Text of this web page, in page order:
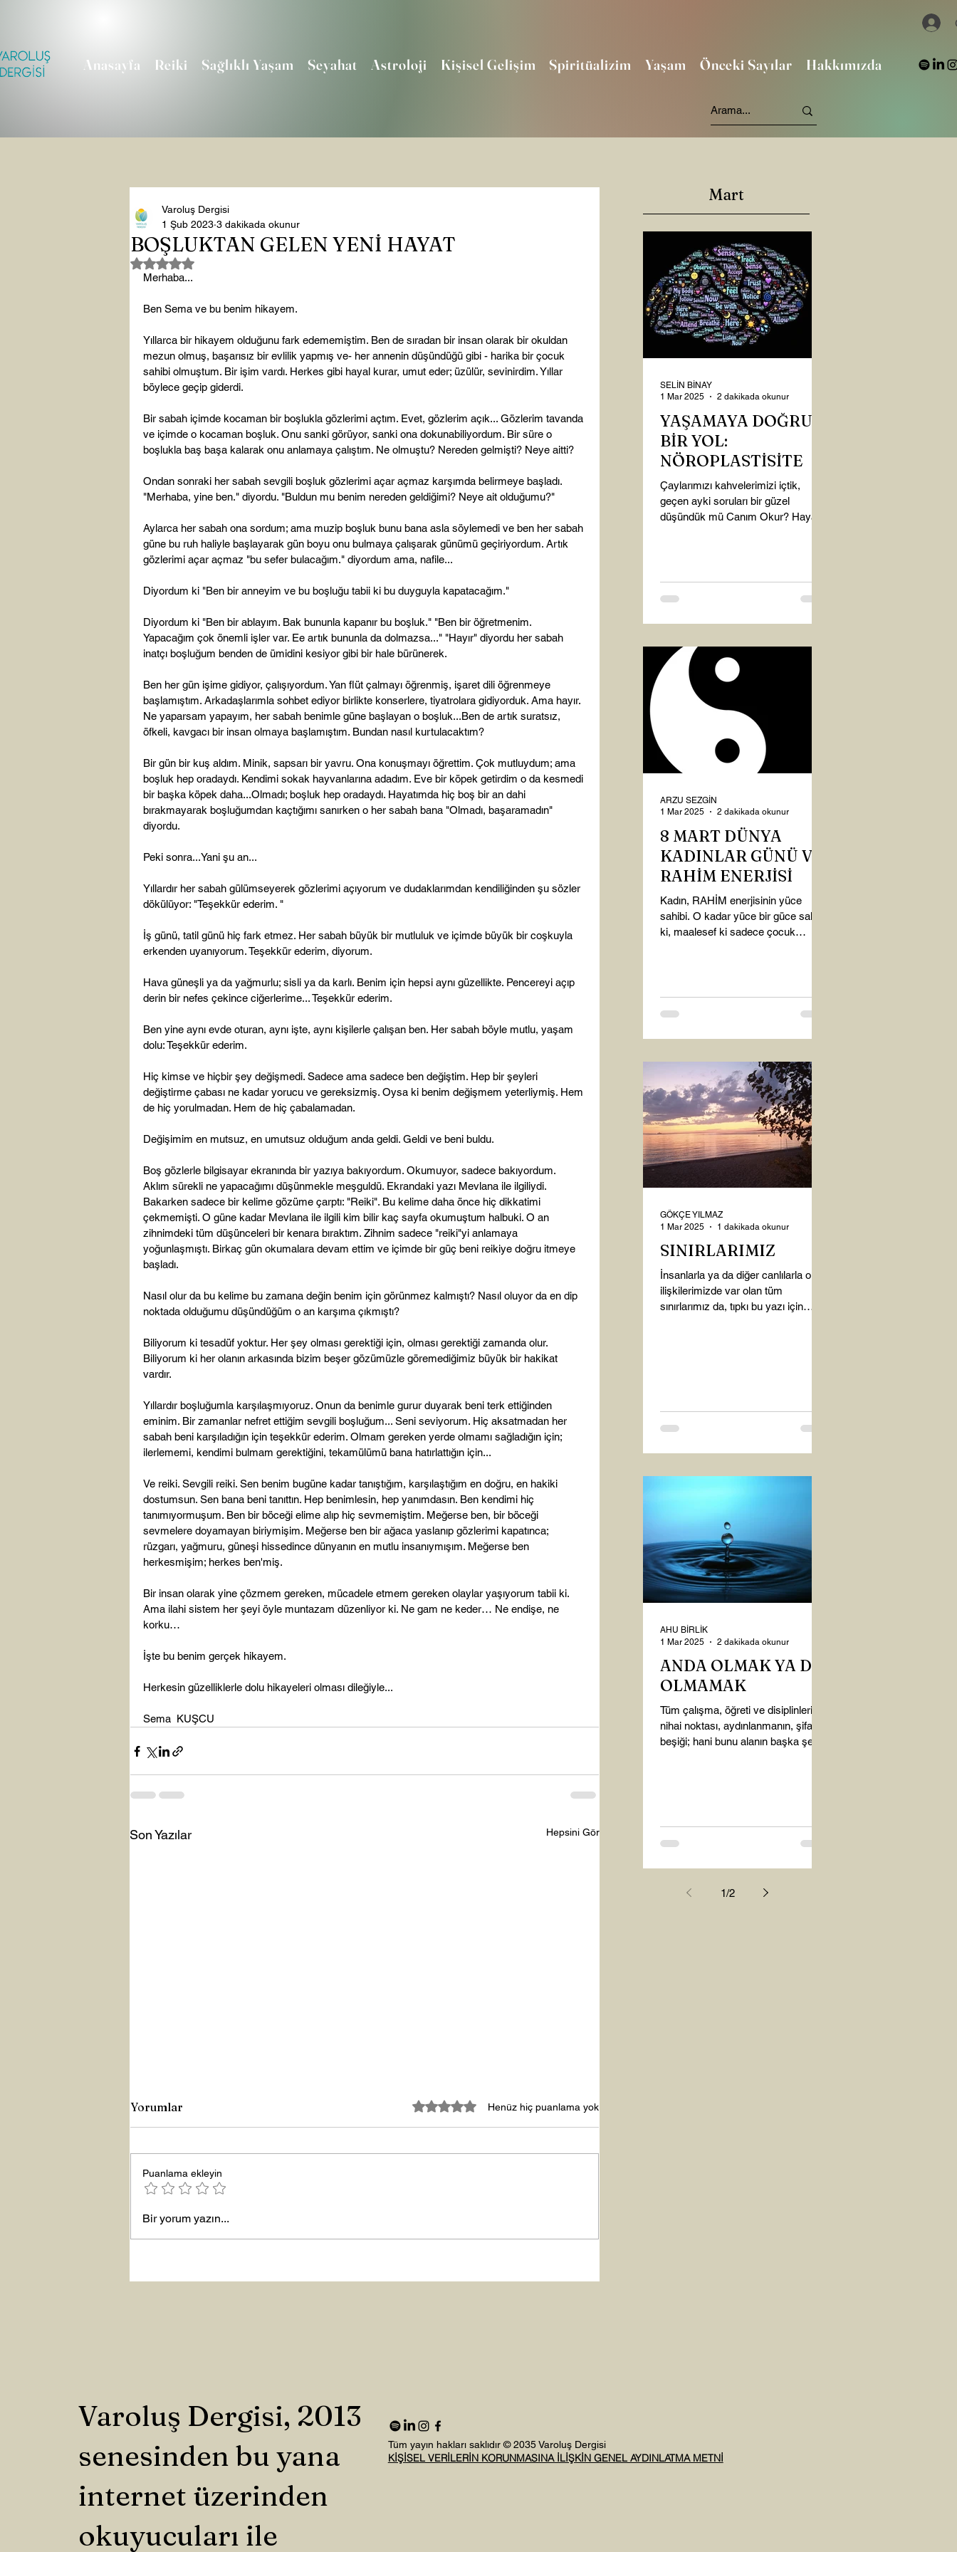
Anasayfa Reiki Sağlıklı Yaşam Seyahat Astroloji Kişisel Gelişim Spiritüalizim Yaşam Önceki Sayılar Hakkımızda
BOŞLUKTAN GELEN YENİ HAYAT
Varoluş Dergisi
1 Şub 2023 3 dakikada okunur
5 üzerinden NaN yıldız
Merhaba...
Ben Sema ve bu benim hikayem.
Yıllarca bir hikayem olduğunu fark edememiştim. Ben de sıradan bir insan olarak bir okuldan
mezun olmuş, başarısız bir evlilik yapmış ve- her annenin düşündüğü gibi - harika bir çocuk
sahibi olmuştum. Bir işim vardı. Herkes gibi hayal kurar, umut eder; üzülür, sevinirdim. Yıllar
böylece geçip giderdi.
Bir sabah içimde kocaman bir boşlukla gözlerimi açtım. Evet, gözlerim açık... Gözlerim tavanda
ve içimde o kocaman boşluk. Onu sanki görüyor, sanki ona dokunabiliyordum. Bir süre o
boşlukla baş başa kalarak onu anlamaya çalıştım. Ne olmuştu? Nereden gelmişti? Neye aitti?
Ondan sonraki her sabah sevgili boşluk gözlerimi açar açmaz karşımda belirmeye başladı.
"Merhaba, yine ben." diyordu. "Buldun mu benim nereden geldiğimi? Neye ait olduğumu?"
Aylarca her sabah ona sordum; ama muzip boşluk bunu bana asla söylemedi ve ben her sabah
güne bu ruh haliyle başlayarak gün boyu onu bulmaya çalışarak günümü geçiriyordum. Artık
gözlerimi açar açmaz "bu sefer bulacağım." diyordum ama, nafile...
Diyordum ki "Ben bir anneyim ve bu boşluğu tabii ki bu duyguyla kapatacağım."
Diyordum ki "Ben bir ablayım. Bak bununla kapanır bu boşluk." "Ben bir öğretmenim.
Yapacağım çok önemli işler var. Ee artık bununla da dolmazsa..." "Hayır" diyordu her sabah
inatçı boşluğum benden de ümidini kesiyor gibi bir hale bürünerek.
Ben her gün işime gidiyor, çalışıyordum. Yan flüt çalmayı öğrenmiş, işaret dili öğrenmeye
başlamıştım. Arkadaşlarımla sohbet ediyor birlikte konserlere, tiyatrolara gidiyorduk. Ama hayır.
Ne yaparsam yapayım, her sabah benimle güne başlayan o boşluk...Ben de artık suratsız,
öfkeli, kavgacı bir insan olmaya başlamıştım. Bundan nasıl kurtulacaktım?
Bir gün bir kuş aldım. Minik, sapsarı bir yavru. Ona konuşmayı öğrettim. Çok mutluydum; ama
boşluk hep oradaydı. Kendimi sokak hayvanlarına adadım. Eve bir köpek getirdim o da kesmedi
bir başka köpek daha...Olmadı; boşluk hep oradaydı. Hayatımda hiç boş bir an dahi
bırakmayarak boşluğumdan kaçtığımı sanırken o her sabah bana "Olmadı, başaramadın"
diyordu.
Peki sonra...Yani şu an...
Yıllardır her sabah gülümseyerek gözlerimi açıyorum ve dudaklarımdan kendiliğinden şu sözler
dökülüyor: "Teşekkür ederim. "
İş günü, tatil günü hiç fark etmez. Her sabah büyük bir mutluluk ve içimde büyük bir coşkuyla
erkenden uyanıyorum. Teşekkür ederim, diyorum.
Hava güneşli ya da yağmurlu; sisli ya da karlı. Benim için hepsi aynı güzellikte. Pencereyi açıp
derin bir nefes çekince ciğerlerime... Teşekkür ederim.
Ben yine aynı evde oturan, aynı işte, aynı kişilerle çalışan ben. Her sabah böyle mutlu, yaşam
dolu: Teşekkür ederim.
Hiç kimse ve hiçbir şey değişmedi. Sadece ama sadece ben değiştim. Hep bir şeyleri
değiştirme çabası ne kadar yorucu ve gereksizmiş. Oysa ki benim değişmem yeterliymiş. Hem
de hiç yorulmadan. Hem de hiç çabalamadan.
Değişimim en mutsuz, en umutsuz olduğum anda geldi. Geldi ve beni buldu.
Boş gözlerle bilgisayar ekranında bir yazıya bakıyordum. Okumuyor, sadece bakıyordum.
Aklım sürekli ne yapacağımı düşünmekle meşguldü. Ekrandaki yazı Mevlana ile ilgiliydi.
Bakarken sadece bir kelime gözüme çarptı: "Reiki". Bu kelime daha önce hiç dikkatimi
çekmemişti. O güne kadar Mevlana ile ilgili kim bilir kaç sayfa okumuştum halbuki. O an
zihnimdeki tüm düşünceleri bir kenara bıraktım. Zihnim sadece "reiki"yi anlamaya
yoğunlaşmıştı. Birkaç gün okumalara devam ettim ve içimde bir güç beni reikiye doğru itmeye
başladı.
Nasıl olur da bu kelime bu zamana değin benim için görünmez kalmıştı? Nasıl oluyor da en dip
noktada olduğumu düşündüğüm o an karşıma çıkmıştı?
Biliyorum ki tesadüf yoktur. Her şey olması gerektiği için, olması gerektiği zamanda olur.
Biliyorum ki her olanın arkasında bizim beşer gözümüzle göremediğimiz büyük bir hakikat
vardır.
Yıllardır boşluğumla karşılaşmıyoruz. Onun da benimle gurur duyarak beni terk ettiğinden
eminim. Bir zamanlar nefret ettiğim sevgili boşluğum... Seni seviyorum. Hiç aksatmadan her
sabah beni karşıladığın için teşekkür ederim. Olmam gereken yerde olmamı sağladığın için;
ilerlememi, kendimi bulmam gerektiğini, tekamülümü bana hatırlattığın için...
Ve reiki. Sevgili reiki. Sen benim bugüne kadar tanıştığım, karşılaştığım en doğru, en hakiki
dostumsun. Sen bana beni tanıttın. Hep benimlesin, hep yanımdasın. Ben kendimi hiç
tanımıyormuşum. Ben bir böceği elime alıp hiç sevmemiştim. Meğerse ben, bir böceği
sevmelere doyamayan biriymişim. Meğerse ben bir ağaca yaslanıp gözlerimi kapatınca;
rüzgarı, yağmuru, güneşi hissedince dünyanın en mutlu insanıymışım. Meğerse ben
herkesmişim; herkes ben'miş.
Bir insan olarak yine çözmem gereken, mücadele etmem gereken olaylar yaşıyorum tabii ki.
Ama ilahi sistem her şeyi öyle muntazam düzenliyor ki. Ne gam ne keder… Ne endişe, ne
korku…
İşte bu benim gerçek hikayem.
Herkesin güzelliklerle dolu hikayeleri olması dileğiyle...
Sema  KUŞCU
Son Yazılar Hepsini Gör
Yeni Yıla Merhaba
Yorumlar 5 üzerinden 0 yıldızHenüz hiç puanlama yok
Puanlama ekleyin
Bir yorum yazın...
Mart
YAŞAMAYA DOĞRU
BİR YOL:
NÖROPLASTİSİTE
Çaylarımızı kahvelerimizi içtik,
geçen ayki soruları bir güzel
düşündük mü Canım Okur? Hayatta
SELİN BİNAY
1 Mar 2025
2 dakikada okunur
8 MART DÜNYA
KADINLAR GÜNÜ VE
RAHİM ENERJİSİ
Kadın, RAHİM enerjisinin yüce
sahibi. O kadar yüce bir güce sahip
ki, maalesef ki sadece çocuk
ARZU SEZGİN
1 Mar 2025
2 dakikada okunur
SINIRLARIMIZ
İnsanlarla ya da diğer canlılarla olan
ilişkilerimizde var olan tüm
sınırlarımız da, tıpkı bu yazı için
GÖKÇE YILMAZ
1 Mar 2025
1 dakikada okunur
ANDA OLMAK YA DA
OLMAMAK
Tüm çalışma, öğreti ve disiplinlerin
nihai noktası, aydınlanmanın, şifanın
beşiği; hani bunu alanın başka şey
AHU BİRLİK
1 Mar 2025
2 dakikada okunur
1/2
Varoluş Dergisi, 2013
senesinden bu yana
internet üzerinden
okuyucuları ile
Tüm yayın hakları saklıdır © 2035 Varoluş Dergisi
KİŞİSEL VERİLERİN KORUNMASINA İLİŞKİN GENEL AYDINLATMA METNİ